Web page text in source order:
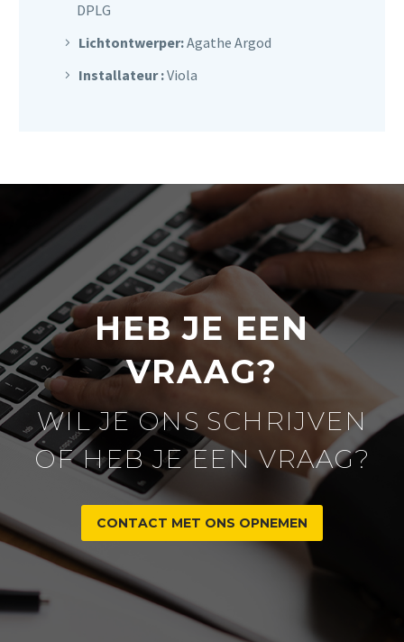
DPLG
Lichtontwerper:Agathe Argod
Installateur :Viola
HEB JE EEN
VRAAG?
WIL JE ONS SCHRIJVEN
OF HEB JE EEN VRAAG?
CONTACT MET ONS OPNEMEN